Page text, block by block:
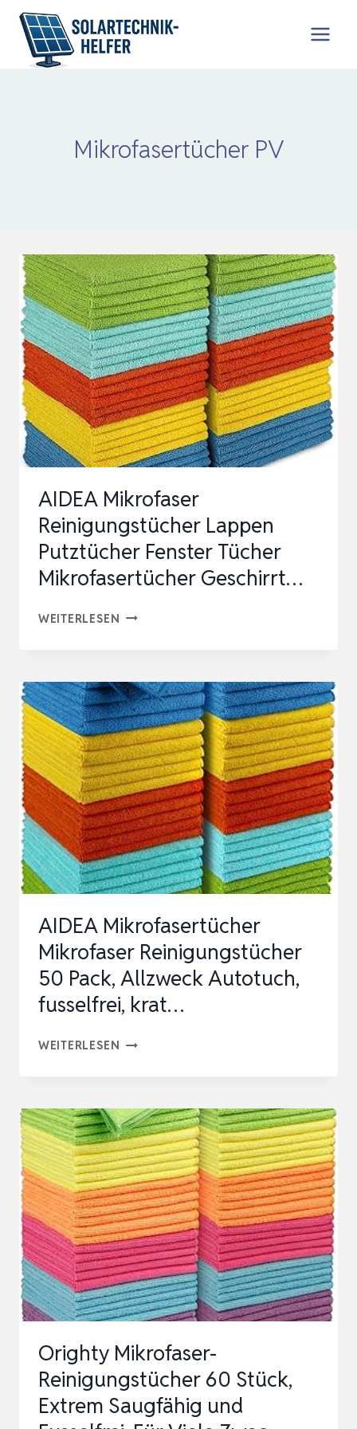
Zum
Inhalt
springen
Mikrofasertücher PV
AIDEA Mikrofaser
Reinigungstücher Lappen
Putztücher Fenster Tücher
Mikrofasertücher Geschirrt…
WEITERLESEN AIDEA
LAPPEN
PUTZTÜCHER
FENSTER
TÜCHER
MIKROFASERTÜCHER
GESCHIRRT…
AIDEA Mikrofasertücher
Mikrofaser Reinigungstücher
50 Pack, Allzweck Autotuch,
fusselfrei, krat…
WEITERLESEN AIDEA
REINIGUNGSTÜCHER
50
PACK,
ALLZWECK
AUTOTUCH,
FUSSELFREI,
KRAT…
Orighty Mikrofaser-
Reinigungstücher 60 Stück,
Extrem Saugfähig und